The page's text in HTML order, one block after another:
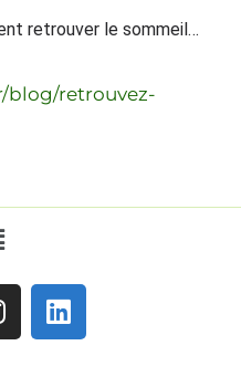
retrouver le sommeil…
blog/retrouvez-